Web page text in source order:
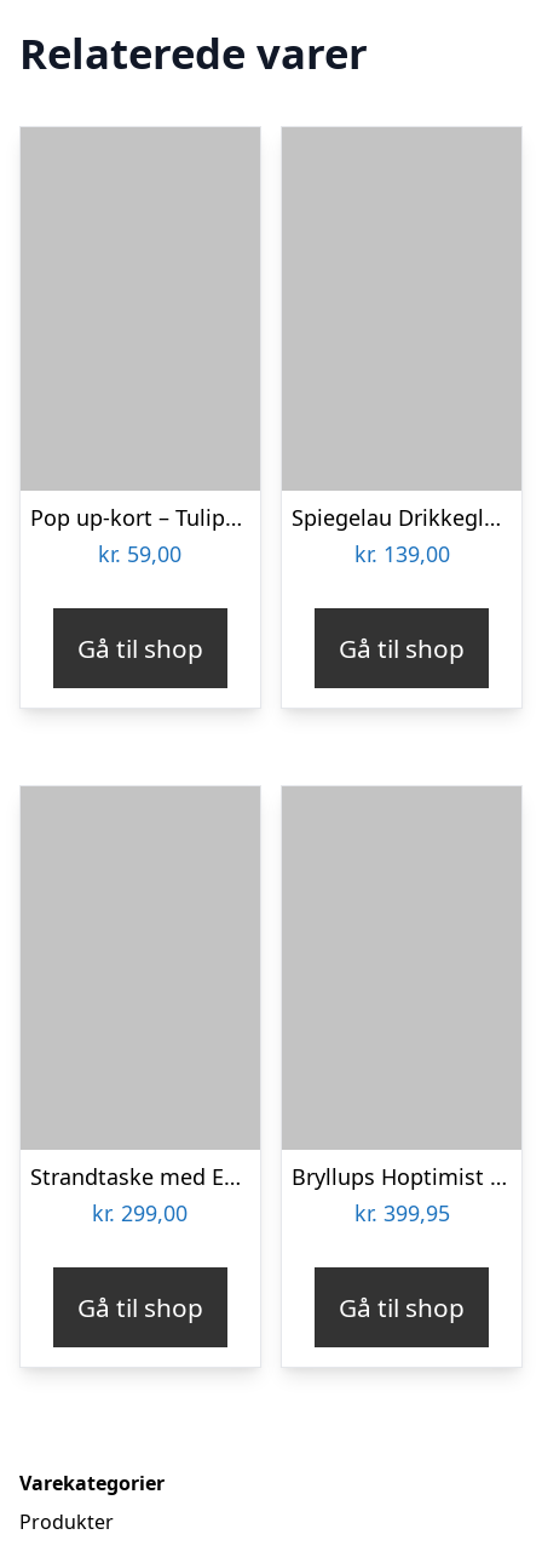
Relaterede varer
Pop up-kort – Tulipanbuket
kr. 59,00
Gå til shop
Spiegelau Drikkeglas med Gravering – Egen Tekst
kr. 139,00
Gå til shop
Strandtaske med Eget Design
kr. 299,00
Gå til shop
Bryllups Hoptimist Brud – small
kr. 399,95
Gå til shop
Varekategorier
Produkter